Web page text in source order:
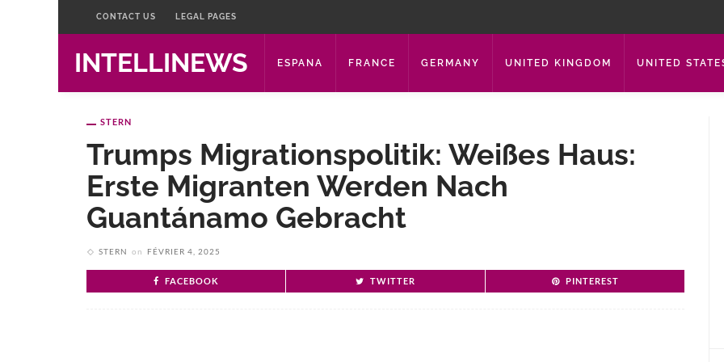
CONTACT US LEGAL PAGES
INTELLINEWS ESPANA FRANCE GERMANY UNITED KINGDOM UNITED
STERN
Trumps Migrationspolitik: Weißes Haus:
Erste Migranten Werden Nach
Guantánamo Gebracht
STERN on FÉVRIER 4, 2025
FACEBOOK TWITTER PINTEREST